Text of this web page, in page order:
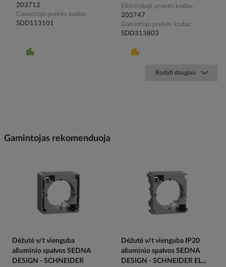
203712
Gamintojo prekės kodas
SDD113101
Elektrobalt prekės kodas
203747
Gamintojo prekės kodas
SDD313803
Rodyti daugiau
Gamintojas rekomenduoja
Dėžutė v/t vienguba
aliuminio spalvos SEDNA
DESIGN - SCHNEIDER
Dėžutė v/t vienguba IP20
aliuminio spalvos SEDNA
DESIGN - SCHNEIDER EL...